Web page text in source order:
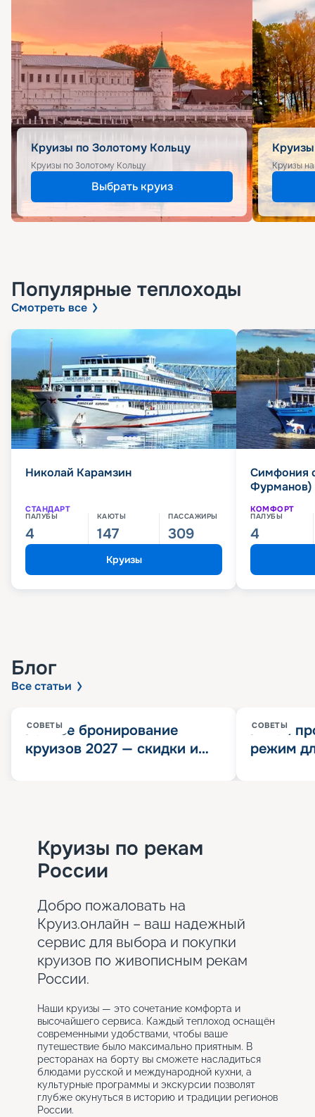
Круизы по Золотому Кольцу
Круизы по Золотому Кольцу
Выбрать круиз
Круизы
Популярные теплоходы
Смотреть все
Николай Карамзин
СТАНДАРТ
ПАЛУБЫ
4
КАЮТЫ
147
ПАССАЖИРЫ
309
Круизы
Симфония
Фурманов)
КОМФОРТ
ПАЛУБЫ
4
Блог
Все статьи
СОВЕТЫ
Раннее бронирование
круизов 2027 — скидки и
СОВЕТЫ
Китай
режим
Круизы по рекам
России
Добро пожаловать на
Круиз.онлайн – ваш надежный
сервис для выбора и покупки
круизов по живописным рекам
России.
Наши круизы — это сочетание комфорта и
высочайшего сервиса. Каждый теплоход оснащён
современными удобствами, чтобы ваше
путешествие было максимально приятным. В
ресторанах на борту вы сможете насладиться
блюдами русской и международной кухни, а
культурные программы и экскурсии позволят
глубже окунуться в историю и традиции регионов
России.